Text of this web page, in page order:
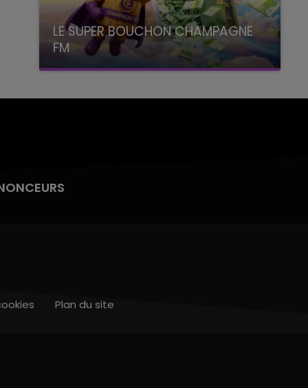
LE SUPER BOUCHON CHAMPAGNE
FM
avec La Famille Champagne FM, à 8H10
Plan du site